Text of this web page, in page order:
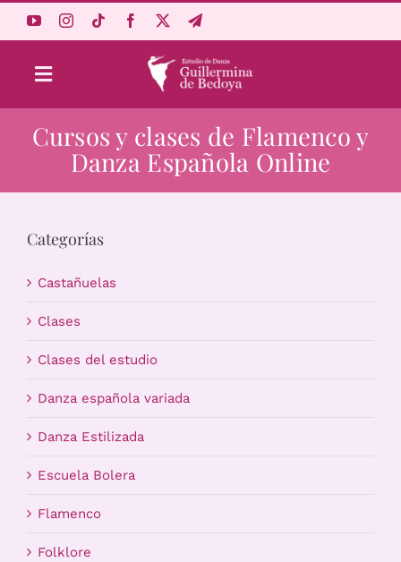
Toggle
Navigation
Aprende Online
Estudio
Carrito
Cursos y clases de Flamenco y
Danza Española Online
Categorías
Castañuelas
Clases
Clases del estudio
Danza española variada
Danza Estilizada
Escuela Bolera
Flamenco
Folklore